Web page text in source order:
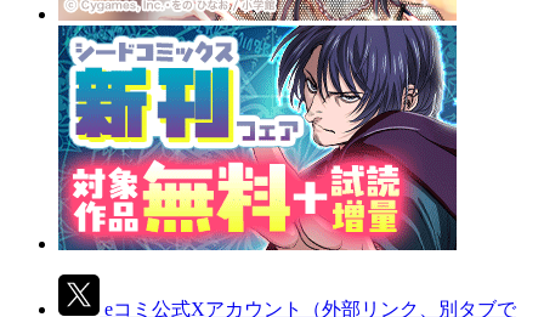
eコミ公式Xアカウント
（外部リンク、別タブで